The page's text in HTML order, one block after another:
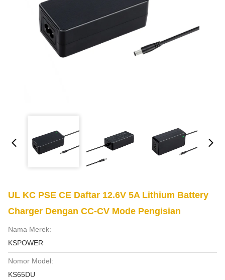
UL KC PSE CE Daftar 12.6V 5A Lithium Battery
Charger Dengan CC-CV Mode Pengisian
Nama Merek:
KSPOWER
Nomor Model:
KS65DU